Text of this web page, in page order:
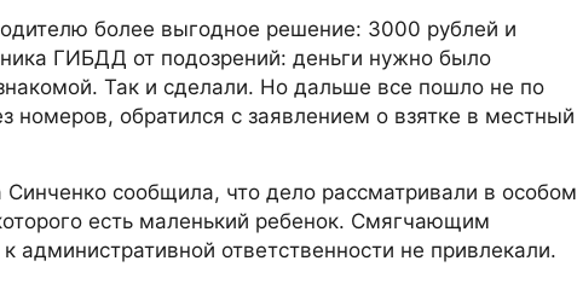
более выгодное решение: 3000 рублей и
ГИБДД от подозрений: деньги нужно было
Так и сделали. Но дальше все пошло не по
номеров, обратился с заявлением о взятке в местный
сообщила, что дело рассматривали в особом
есть маленький ребенок. Смягчающим
административной ответственности не привлекали.